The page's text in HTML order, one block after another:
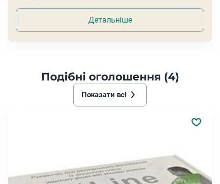
Детальніше
Подібні оголошення (4)
Показати всі